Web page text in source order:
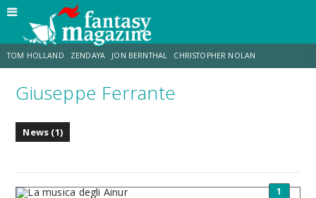
TOM HOLLAND ZENDAYA JON BERNTHAL CHRISTOPHER NOLAN
STRANIMONDI LUCCA COMICS & GAMES ODISSEA
Giuseppe Ferrante
News (1)
1